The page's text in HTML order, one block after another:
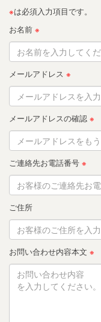
※は必須入力項目です。
お名前 ※
メールアドレス ※
メールアドレスの確認 ※
ご連絡先お電話番号 ※
ご住所
お問い合わせ内容本文 ※